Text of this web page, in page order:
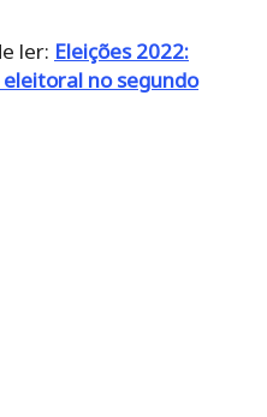
ler: Eleições 2022:
no segundo